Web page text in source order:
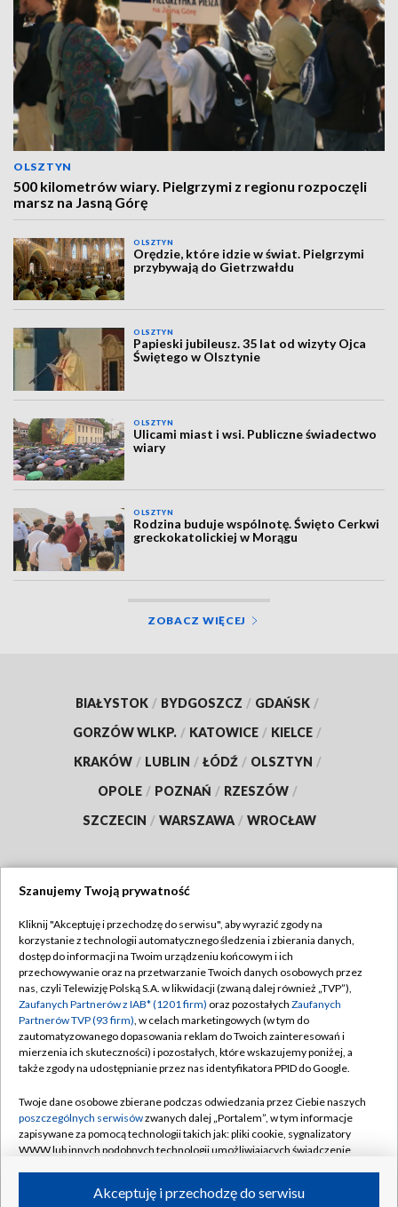
OLSZTYN
500 kilometrów wiary. Pielgrzymi z regionu rozpoczęli
marsz na Jasną Górę
OLSZTYN
Orędzie, które idzie w świat. Pielgrzymi
przybywają do Gietrzwałdu
OLSZTYN
Papieski jubileusz. 35 lat od wizyty Ojca
Świętego w Olsztynie
OLSZTYN
Ulicami miast i wsi. Publiczne świadectwo
wiary
OLSZTYN
Rodzina buduje wspólnotę. Święto Cerkwi
greckokatolickiej w Morągu
ZOBACZ WIĘCEJ
BIAŁYSTOK / BYDGOSZCZ / GDAŃSK /
GORZÓW WLKP. / KATOWICE / KIELCE /
KRAKÓW / LUBLIN / ŁÓDŹ / OLSZTYN /
OPOLE / POZNAŃ / RZESZÓW /
SZCZECIN / WARSZAWA / WROCŁAW
TVP
Abonament TVP
Emisja w TVP
Centrum informacji TVP
Naziemna Telewizja Cyfrowa
Rada Programowa
System NOS
Informacje o nadawcy
Program dla prasy
Regulamin TVP
Polityka prywatności
Moje zgody
Pomoc
Kontakt
Kanały
Szanujemy Twoją prywatność
Kliknij "Akceptuję i przechodzę do serwisu", aby wyrazić zgody na
korzystanie z technologii automatycznego śledzenia i zbierania danych,
dostęp do informacji na Twoim urządzeniu końcowym i ich
przechowywanie oraz na przetwarzanie Twoich danych osobowych przez
nas, czyli Telewizję Polską S.A. w likwidacji (zwaną dalej również „TVP”),
Zaufanych Partnerów z IAB* (1201 firm) oraz pozostałych Zaufanych
Partnerów TVP (93 firm), w celach marketingowych (w tym do
zautomatyzowanego dopasowania reklam do Twoich zainteresowań i
mierzenia ich skuteczności) i pozostałych, które wskazujemy poniżej, a
także zgody na udostępnianie przez nas identyfikatora PPID do Google.
Twoje dane osobowe zbierane podczas odwiedzania przez Ciebie naszych
poszczególnych serwisówzwanych dalej „Portalem”, w tym informacje
zapisywane za pomocą technologii takich jak: pliki cookie, sygnalizatory
WWW lub innych podobnych technologii umożliwiających świadczenie
ruchu w Internecie.Akceptuję i przechodzę do serwisu